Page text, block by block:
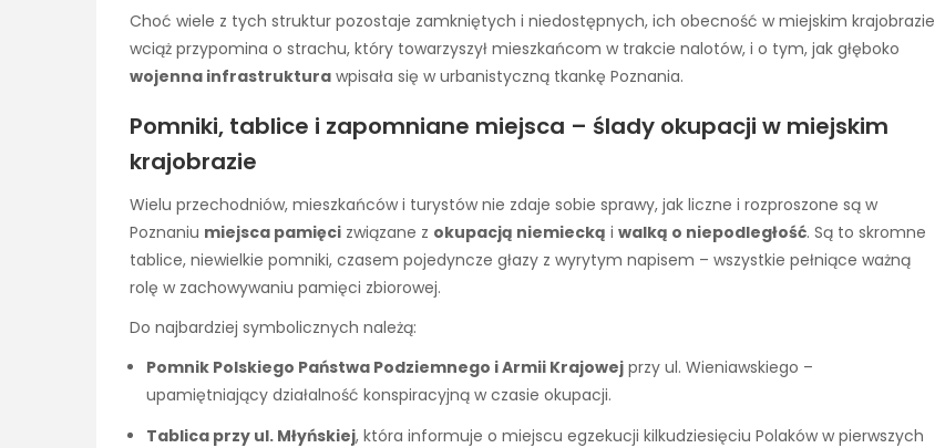
Choć wiele z tych struktur pozostaje zamkniętych i niedostępnych, ich obecność w miejskim krajobrazie
wciąż przypomina o strachu, który towarzyszył mieszkańcom w trakcie nalotów, i o tym, jak głęboko
wojenna infrastruktura wpisała się w urbanistyczną tkankę Poznania.
Pomniki, tablice i zapomniane miejsca – ślady okupacji w miejskim
krajobrazie
Wielu przechodniów, mieszkańców i turystów nie zdaje sobie sprawy, jak liczne i rozproszone są w
Poznaniu miejsca pamięci związane z okupacją niemiecką i walką o niepodległość. Są to skromne
tablice, niewielkie pomniki, czasem pojedyncze głazy z wyrytym napisem – wszystkie pełniące ważną
rolę w zachowywaniu pamięci zbiorowej.
Do najbardziej symbolicznych należą:
Pomnik Polskiego Państwa Podziemnego i Armii Krajowej przy ul. Wieniawskiego –
upamiętniający działalność konspiracyjną w czasie okupacji.
Tablica przy ul. Młyńskiej, która informuje o miejscu egzekucji kilkudziesięciu Polaków w pierwszych